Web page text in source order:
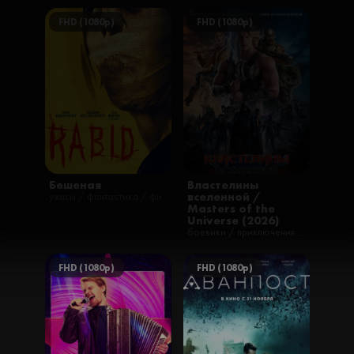
Бешеная
FHD (1080p)
Властелины
вселенной /
Masters of the
Universe (2026)
FHD (1080p)
FHD (1080p) FHD (1080p)